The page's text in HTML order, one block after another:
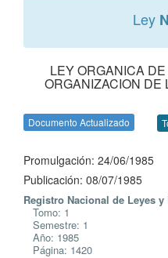
Ley
LEY ORGANICA
ORGANIZACION DE
Documento Actualizado
Promulgación: 24/06/1985
Publicación: 08/07/1985
Registro Nacional de Leyes y
Tomo: 1
Semestre: 1
Año: 1985
Página: 1420